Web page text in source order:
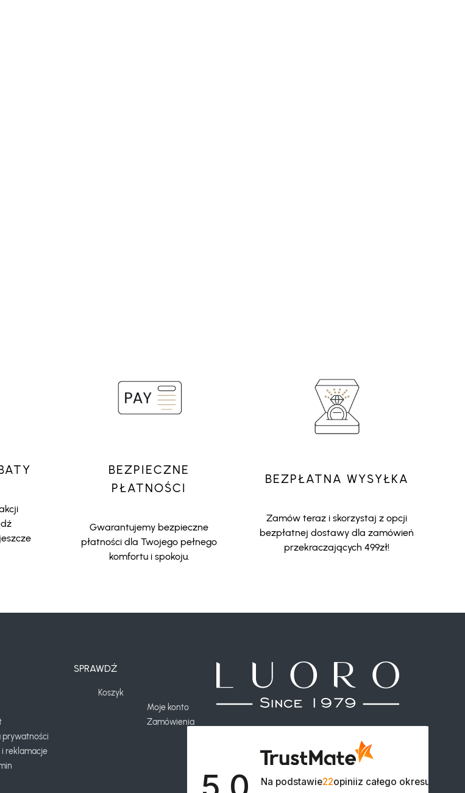
BEZPIECZNE
PŁATNOŚCI
Gwarantujemy bezpieczne
płatności dla Twojego pełnego
komfortu i spokoju.
BEZPŁATNA WYSYŁKA
Zamów teraz i skorzystaj z opcji
bezpłatnej dostawy dla zamówień
przekraczających 499zł!
prywatności
reklamacje
SPRAWDŹ
Koszyk
Moje konto
Zamówienia
Na podstawie22opiniiz całego okresu